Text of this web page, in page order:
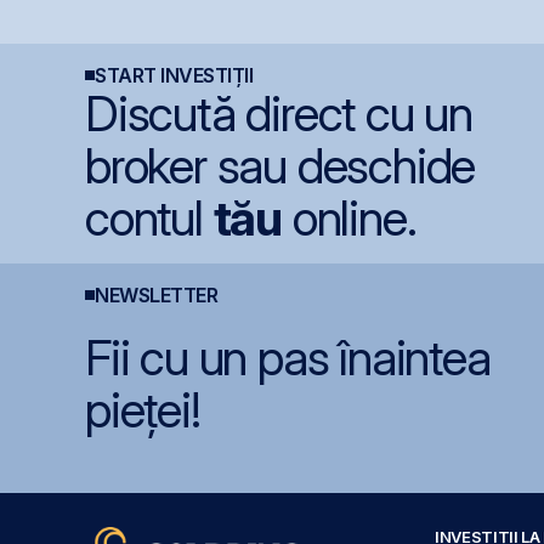
START INVESTIȚII
Discută direct cu un
broker sau deschide
contul tău online.
NEWSLETTER
Fii cu un pas înaintea
pieței!
INVESTIȚII LA